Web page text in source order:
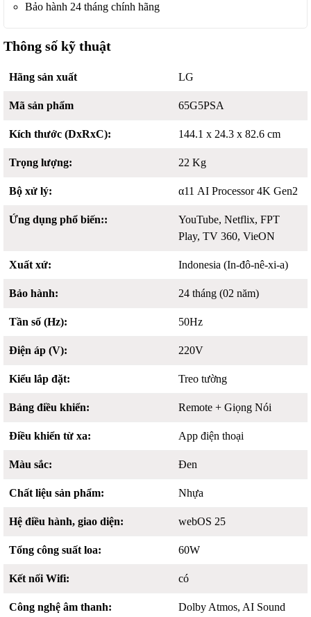
Bảo hành 24 tháng chính hãng
Thông số kỹ thuật
Hãng sản xuất LG
Mã sản phẩm 65G5PSA
Kích thước (DxRxC): 144.1 x 24.3 x 82.6 cm
Trọng lượng: 22 Kg
Bộ xử lý: α11 AI Processor 4K Gen2
Ứng dụng phổ biến::
YouTube, Netflix, FPT
Play, TV 360, VieON
Xuất xứ: Indonesia (In-đô-nê-xi-a)
Bảo hành: 24 tháng (02 năm)
Tần số (Hz): 50Hz
Điện áp (V): 220V
Kiểu lắp đặt: Treo tường
Bảng điều khiển: Remote + Giọng Nói
Điều khiển từ xa: App điện thoại
Màu sắc: Đen
Chất liệu sản phẩm: Nhựa
Hệ điều hành, giao diện: webOS 25
Tổng công suất loa: 60W
Kết nối Wifi: có
Công nghệ âm thanh:
Dolby Atmos, AI Sound